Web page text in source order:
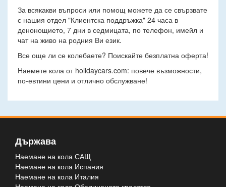
За всякакви въпроси или помощ можете да се свързвате
с нашия отдел "Клиентска поддръжка" 24 часа в
денонощието, 7 дни в седмицата, по телефон, имейл и
чат на живо на родния Ви език.
Все още ли се колебаете? Поискайте безплатна оферта!
Наемете кола от holidaycars.com: повече възможности,
по-евтини цени и отлично обслужване!
Държава
Наемане на кола САЩ
Наемане на кола Испания
Наемане на кола Италия